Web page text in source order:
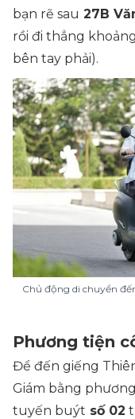
bạn rẽ sau 27B
rồi đi thẳng
bên tay phải).
Chủ động di chuyển
Phương tiện
Để đến giếng
Giám bằng
tuyến buýt số 02